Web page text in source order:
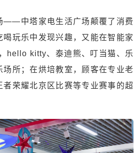
——中塔家电生活广场颠覆了消费
玩乐中发现兴趣，又能在智能家
hello kitty、泰迪熊、叮当猫、乐
所；在烘培教室，顾客在专业老
荣耀北京区比赛等专业赛事的超